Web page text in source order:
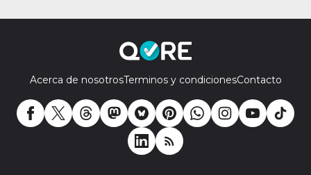
Acerca de nosotrosTerminos y condicionesContacto